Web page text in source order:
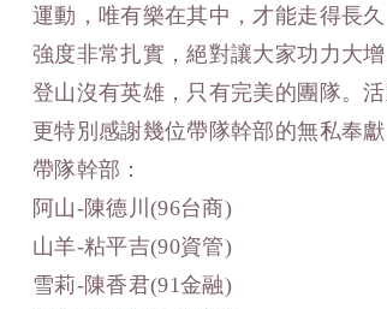
運動，唯有樂在其中，才能走得長
強度非常扎實，絕對讓大家功力大
登山沒有英雄，只有完美的團隊。
更特別感謝幾位帶隊幹部的無私奉
帶隊幹部：
阿山-陳德川(96台商)
山羊-粘平吉(90資管)
雪莉-陳香君(91金融)